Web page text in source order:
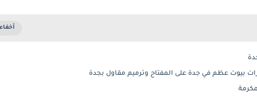
بيوت عظم في جدة على المفتاح وترميم مقاول بجدة